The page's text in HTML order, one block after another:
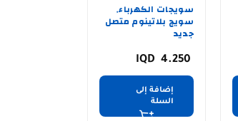
سويجات الكهرباء,
سويج بلاتينوم متصل
جديد
4.250
إضافة إلى
السلة